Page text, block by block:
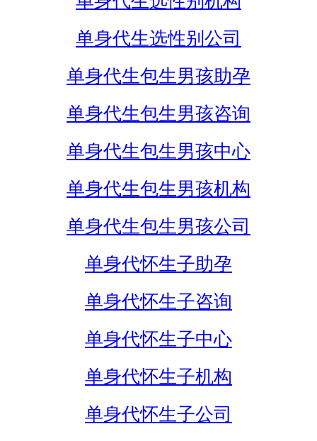
单身代生选性别公司
单身代生包生男孩助孕
单身代生包生男孩咨询
单身代生包生男孩中心
单身代生包生男孩机构
单身代生包生男孩公司
单身代怀生子助孕
单身代怀生子咨询
单身代怀生子中心
单身代怀生子机构
单身代怀生子公司